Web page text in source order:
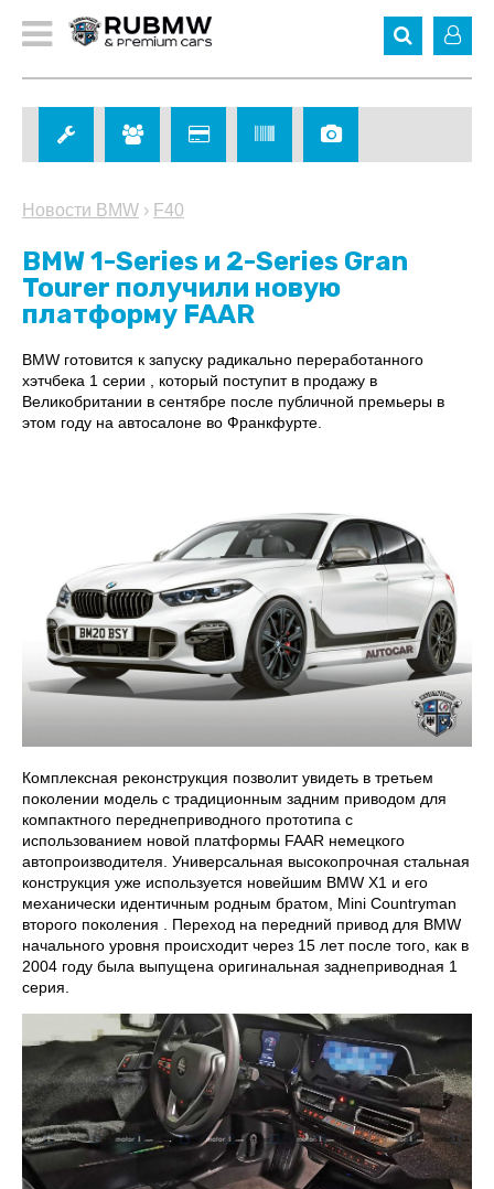
Новости BMW › F40
BMW 1-Series и 2-Series Gran
Tourer получили новую
платформу FAAR
BMW готовится к запуску радикально переработанного
хэтчбека 1 серии , который поступит в продажу в
Великобритании в сентябре после публичной премьеры в
этом году на автосалоне во Франкфурте.
Комплексная реконструкция позволит увидеть в третьем
поколении модель с традиционным задним приводом для
компактного переднеприводного прототипа с
использованием новой платформы FAAR немецкого
автопроизводителя. Универсальная высокопрочная стальная
конструкция уже используется новейшим BMW X1 и его
механически идентичным родным братом, Mini Countryman
второго поколения . Переход на передний привод для BMW
начального уровня происходит через 15 лет после того, как в
2004 году была выпущена оригинальная заднеприводная 1
серия.